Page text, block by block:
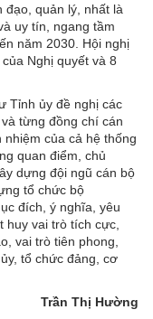
đạo, quản lý, nhất là
uy tín, ngang tầm
năm 2030. Hội nghị
Nghị quyết và 8
Tỉnh ủy đề nghị các
từng đồng chí cán
của cả hệ thống
quan điểm, chủ
dựng đội ngũ cán bộ
tổ chức bộ
đích, ý nghĩa, yêu
huy vai trò tích cực,
vai trò tiên phong,
tổ chức đảng, cơ
Trần Thị Hường